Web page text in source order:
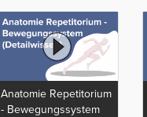
Anatomie Repetitorium
- Bewegungssystem